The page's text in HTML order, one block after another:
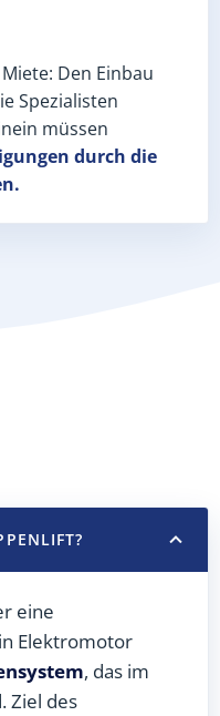
Den Einbau
Spezialisten
müssen
durch die
eine
Elektromotor
, das im
Ziel des